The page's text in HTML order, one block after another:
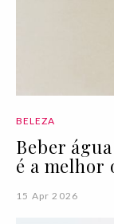
BELEZA
Beber
é a melhor
15 Apr 2026